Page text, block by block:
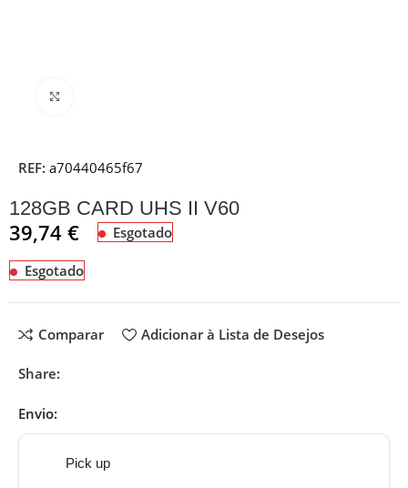
REF:a70440465f67
128GB CARD UHS II V60
39,74€ Esgotado
Esgotado
Comparar Adicionar à Lista de Desejos
Share:
Envio:
Pick up